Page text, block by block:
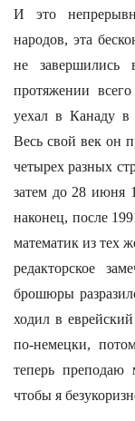
И это
народов, эта
не завершились
протяжении
уехал в Канаду в
Весь свой век он
четырех разных
затем до 28
наконец, после
математик из тех
редакторское
брошюры
ходил в
по-немецки,
теперь преподаю
чтобы я